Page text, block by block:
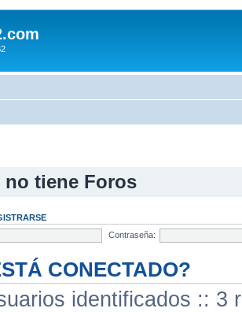
no tiene Foros
Contraseña:
CONECTADO?
identificados :: 3